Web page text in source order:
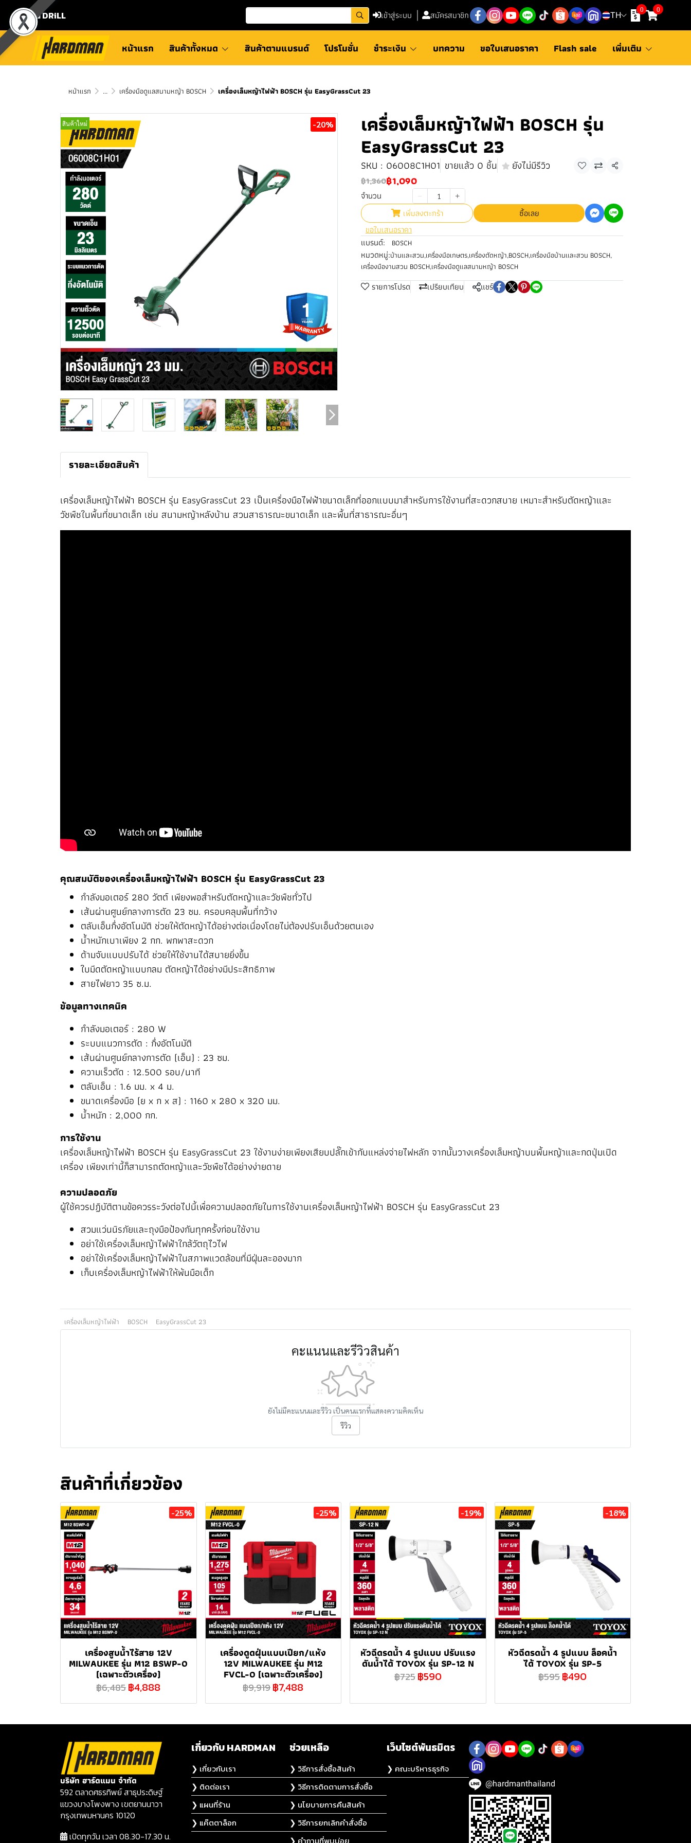
⛾ DRiLL เข้าสู่ระบบ สมัครสมาชิก TH
0 0
หน้าแรก สินค้าทั้งหมด สินค้าตามแบรนด์ โปรโมชั่น ชำระเงิน บทความ ขอใบเสนอราคา Flash sale เพิ่มเติม
หน้าแรก ... เครื่องมือดูแลสนามหญ้า BOSCH เครื่องเล็มหญ้าไฟฟ้า BOSCH รุ่น EasyGrassCut 23
สินค้าใหม่ -20% เครื่องเล็มหญ้าไฟฟ้า BOSCH รุ่น
EasyGrassCut 23
SKU : 06008C1H01 ขายแล้ว 0 ชิ้น ยังไม่มีรีวิว
แชร์
฿1,360฿1,090
จำนวน
เพิ่มลงตะกร้า
ซื้อเลย
ขอใบเสนอราคา
แบรนด์:
BOSCH
หมวดหมู่:บ้านและสวน,เครื่องมือเกษตร,เครื่องตัดหญ้า,BOSCH,เครื่องมือบ้านเเละสวน BOSCH,
เครื่องมืองานสวน BOSCH,เครื่องมือดูแลสนามหญ้า BOSCH
รายการโปรด เปรียบเทียบ แชร์
รายละเอียดสินค้า
เครื่องเล็มหญ้าไฟฟ้า BOSCH รุ่น EasyGrassCut 23 เป็นเครื่องมือไฟฟ้าขนาดเล็กที่ออกแบบมาสำหรับการใช้งานที่สะดวกสบาย เหมาะสำหรับตัดหญ้าและ
วัชพืชในพื้นที่ขนาดเล็ก เช่น สนามหญ้าหลังบ้าน สวนสาธารณะขนาดเล็ก และพื้นที่สาธารณะอื่นๆ
คุณสมบัติของเครื่องเล็มหญ้าไฟฟ้า BOSCH รุ่น EasyGrassCut 23
กำลังมอเตอร์ 280 วัตต์ เพียงพอสำหรับตัดหญ้าและวัชพืชทั่วไป
เส้นผ่านศูนย์กลางการตัด 23 ซม. ครอบคลุมพื้นที่กว้าง
ตลับเอ็นกึ่งอัตโนมัติ ช่วยให้ตัดหญ้าได้อย่างต่อเนื่องโดยไม่ต้องปรับเอ็นด้วยตนเอง
น้ำหนักเบาเพียง 2 กก. พกพาสะดวก
ด้ามจับแบบปรับได้ ช่วยให้ใช้งานได้สบายยิ่งขึ้น
ใบมีดตัดหญ้าแบบกลม ตัดหญ้าได้อย่างมีประสิทธิภาพ
สายไฟยาว 35 ซ.ม.
ข้อมูลทางเทคนิค
กำลังมอเตอร์ : 280 W
ระบบแนวการตัด : กึ่งอัตโนมัติ
เส้นผ่านศูนย์กลางการตัด (เอ็น) : 23 ซม.
ความเร็วตัด : 12.500 รอบ/นาที
ตลับเอ็น : 1.6 มม. x 4 ม.
ขนาดเครื่องมือ (ย x ก x ส) : 1160 x 280 x 320 มม.
น้ำหนัก : 2,000 กก.
การใช้งาน
เครื่องเล็มหญ้าไฟฟ้า BOSCH รุ่น EasyGrassCut 23 ใช้งานง่ายเพียงเสียบปลั๊กเข้ากับแหล่งจ่ายไฟหลัก จากนั้นวางเครื่องเล็มหญ้าบนพื้นหญ้าและกดปุ่มเปิด
เครื่อง เพียงเท่านี้ก็สามารถตัดหญ้าและวัชพืชได้อย่างง่ายดาย
ความปลอดภัย
ผู้ใช้ควรปฏิบัติตามข้อควรระวังต่อไปนี้เพื่อความปลอดภัยในการใช้งานเครื่องเล็มหญ้าไฟฟ้า BOSCH รุ่น EasyGrassCut 23
สวมแว่นนิรภัยและถุงมือป้องกันทุกครั้งก่อนใช้งาน
อย่าใช้เครื่องเล็มหญ้าไฟฟ้าใกล้วัตถุไวไฟ
อย่าใช้เครื่องเล็มหญ้าไฟฟ้าในสภาพแวดล้อมที่มีฝุ่นละอองมาก
เก็บเครื่องเล็มหญ้าไฟฟ้าให้พ้นมือเด็ก
เครื่องเล็มหญ้าไฟฟ้า BOSCH EasyGrassCut 23
คะแนนและรีวิวสินค้า
ยังไม่มีคะแนนและรีวิว เป็นคนแรกที่แสดงความคิดเห็น
รีวิว
สินค้าที่เกี่ยวข้อง
-25%
เครื่องสูบน้ำไร้สาย 12V
MILWAUKEE รุ่น M12 BSWP-0
(เฉพาะตัวเครื่อง)
฿6,485฿4,888
-25%
เครื่องดูดฝุ่นแบบเปียก/แห้ง
12V MILWAUKEE รุ่น M12
FVCL-0 (เฉพาะตัวเครื่อง)
฿9,919฿7,488
-19%
หัวฉีดรดน้ำ 4 รูปแบบ ปรับแรง
ดันน้ำได้ TOYOX รุ่น SP-12 N
฿725฿590
-18%
หัวฉีดรดน้ำ 4 รูปแบบ ล็อคน้ำ
ได้ TOYOX รุ่น SP-5
฿595฿490
บริษัท ฮาร์ดแมน จำกัด
592 ตลาดศธรทิพย์ สาธุประดิษฐ์
แขวงบางโพงพาง เขตยานนาวา
กรุงเทพมหานคร 10120
เปิดทุกวัน เวลา 08.30-17.30 น.
เกี่ยวกับ HARDMAN
❯ เกี่ยวกับเรา
❯ ติดต่อเรา
❯ แผนที่ร้าน
❯ แค๊ตตาล็อก
ช่วยเหลือ
❯ วิธีการสั่งซื้อสินค้า
❯ วิธีการติดตามการสั่งซื้อ
❯ นโยบายการคืนสินค้า
❯ วิธีการยกเลิกคำสั่งซื้อ
❯ คำถามที่พบบ่อย
เว็บไซต์พันธมิตร
❯ คณะบริหารธุรกิจ
@hardmanthailand